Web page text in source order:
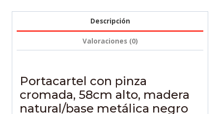
natural/base
Descripción
Valoraciones (0)
Portacartel con pinza
cromada, 58cm alto, madera
natural/base metálica negro